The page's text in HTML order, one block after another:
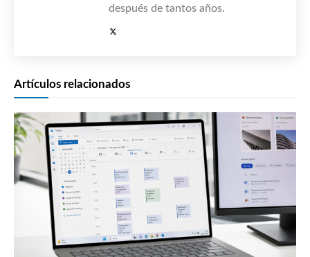
después de tantos años.
Artículos relacionados